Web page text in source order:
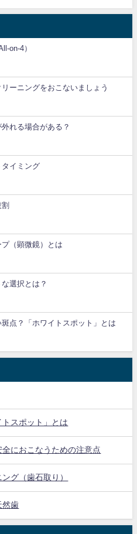
on-4）
ーニングをおこないましょう
れる場合がある？
イミング
（顕微鏡）とは
選択とは？
点？「ホワイトスポット」とは
スポット」とは
におこなうための注意点
グ（歯石取り）
然歯